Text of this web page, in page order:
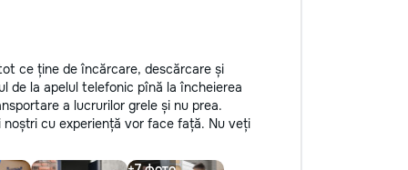
технологии.
ce ține de încărcare, descărcare și
de la apelul telefonic pînă la încheierea
a lucrurilor grele și nu prea.
cu experiență vor face față. Nu veți